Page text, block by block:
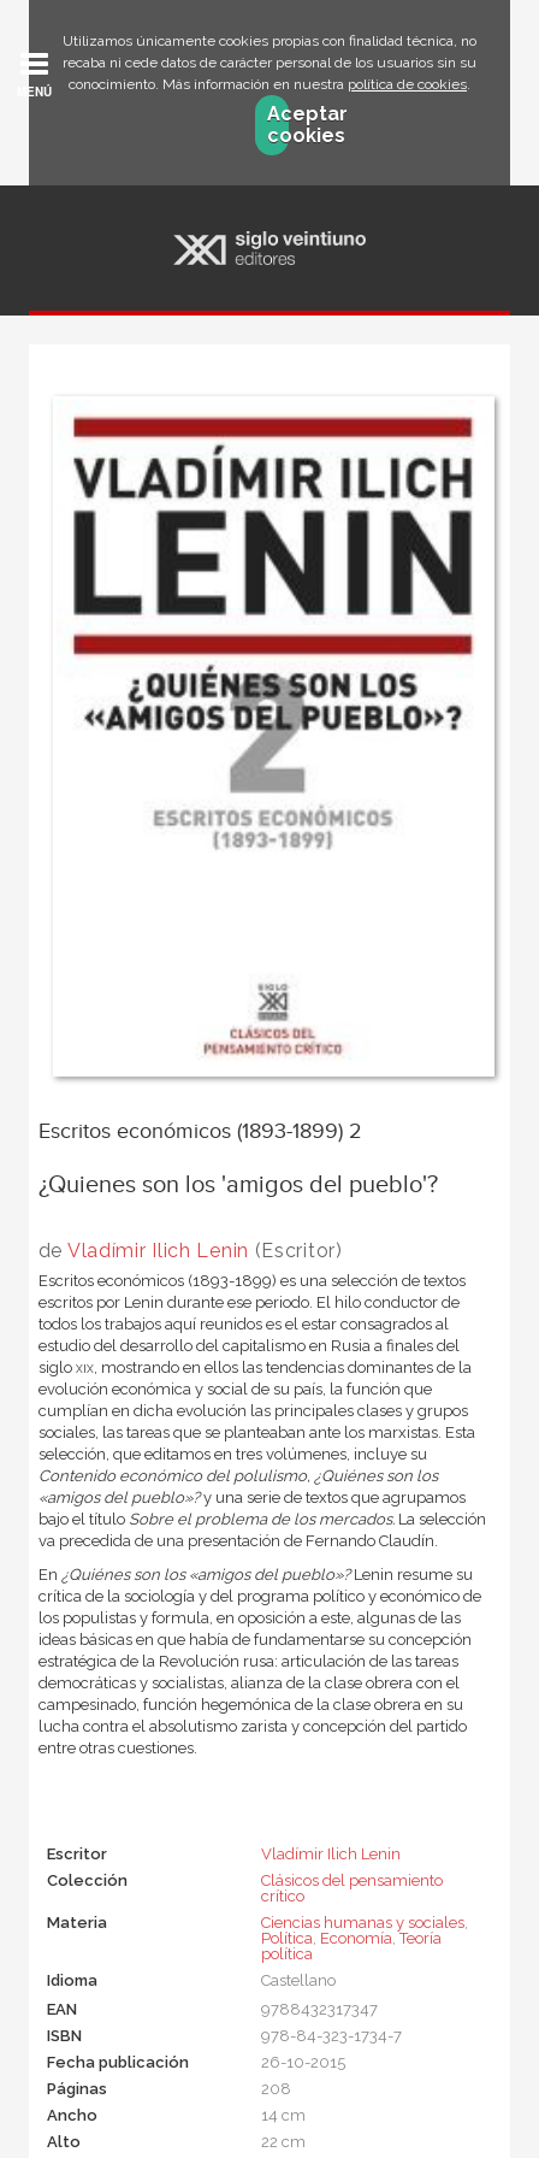
Utilizamos únicamente cookies propias con finalidad técnica, no
recaba ni cede datos de carácter personal de los usuarios sin su
conocimiento. Más información en nuestra política de cookies.
Aceptar
cookies
MENÚ
Escritos económicos (1893-1899) 2
¿Quienes son los 'amigos del pueblo'?
de Vladímir Ilich Lenin (Escritor)
Escritos económicos (1893-1899) es una selección de textos
escritos por Lenin durante ese periodo. El hilo conductor de
todos los trabajos aquí reunidos es el estar consagrados al
estudio del desarrollo del capitalismo en Rusia a finales del
siglo xix, mostrando en ellos las tendencias dominantes de la
evolución económica y social de su país, la función que
cumplían en dicha evolución las principales clases y grupos
sociales, las tareas que se planteaban ante los marxistas. Esta
selección, que editamos en tres volúmenes, incluye su
Contenido económico del polulismo, ¿Quiénes son los
«amigos del pueblo»?y una serie de textos que agrupamos
bajo el título Sobre el problema de los mercados.La selección
va precedida de una presentación de Fernando Claudín.
En ¿Quiénes son los «amigos del pueblo»?Lenin resume su
crítica de la sociología y del programa político y económico de
los populistas y formula, en oposición a este, algunas de las
ideas básicas en que había de fundamentarse su concepción
estratégica de la Revolución rusa: articulación de las tareas
democráticas y socialistas, alianza de la clase obrera con el
campesinado, función hegemónica de la clase obrera en su
lucha contra el absolutismo zarista y concepción del partido
entre otras cuestiones.
Escritor
Vladímir Ilich Lenin
Colección
Clásicos del pensamiento
crítico
Materia
Ciencias humanas y sociales,
Política Economía ,Teoría
política
Idioma
Castellano
EAN
9788432317347
ISBN
978-84-323-1734-7
Fecha publicación
26-10-2015
Páginas
208
Ancho
14 cm
Alto
22 cm